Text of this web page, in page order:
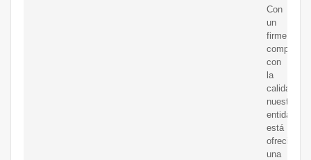
Con
un
firme
con
la
calidad,
nuestra
entidad
está
ofreciendo
una